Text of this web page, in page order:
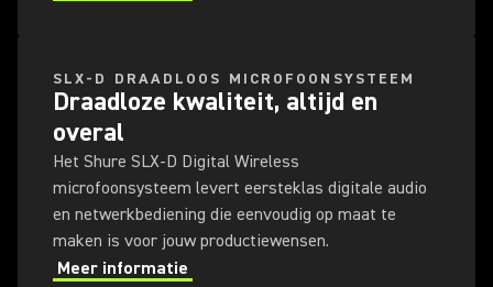
Waarom overstappen naar
digitaal - Steve Watson
TwinPlex | Op locatie getest |
SLX-D DRAADLOOS MICROFOONSYSTEEM
Draadloze kwaliteit, altijd en
overal
Het Shure SLX-D Digital Wireless
microfoonsysteem levert eersteklas digitale audio
en netwerkbediening die eenvoudig op maat te
maken is voor jouw productiewensen.
Meer informatie